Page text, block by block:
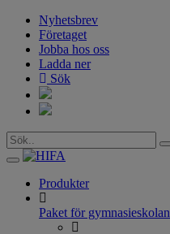
Nyhetsbrev
Företaget
Jobba hos oss
Ladda ner
Sök
Toggle
navigationProdukter
Paket för gymnasieskolan